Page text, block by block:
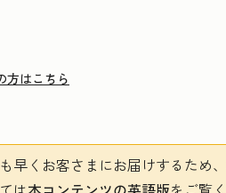
方はこちら
早くお客さまにお届けするため